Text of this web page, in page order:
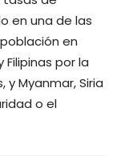
en una de las
en
por la
Myanmar, Siria
o el